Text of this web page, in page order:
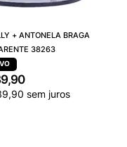
+ ANTONELA BRAGA
38263
,90
,90 sem juros